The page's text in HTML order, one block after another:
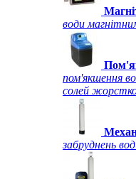
води
пом'якшення
солей
забруднень